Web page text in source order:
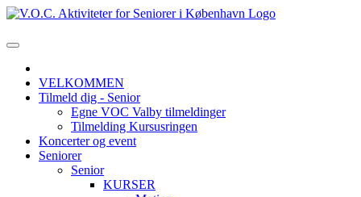
VELKOMMEN
Tilmeld dig - Senior
Egne VOC Valby tilmeldinger
Tilmelding Kursusringen
Koncerter og event
Seniorer
Senior
KURSER